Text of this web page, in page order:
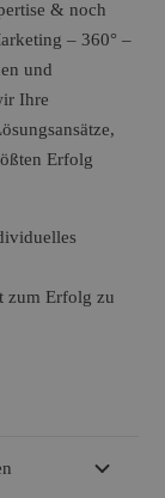
& noch
– 360° –
und
Ihre
Erfolg
zum Erfolg zu